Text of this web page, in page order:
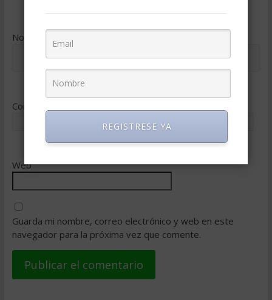
Nombre
Correo electrónico
Web
Guarda mi nombre, correo electrónico y web en este
navegador para la próxima vez que comente.
REGISTRESE YA